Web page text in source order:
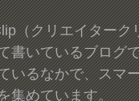
（クリエイターク
書いているブログ
いるなかで、スマ
集めています。